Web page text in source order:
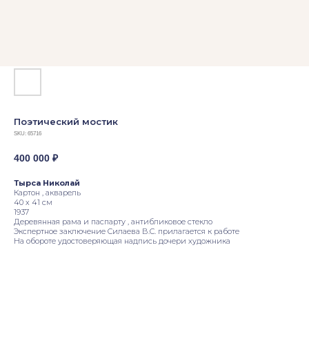
Поэтический мостик
SKU: 65716
400 000 ₽
Тырса Николай
Картон , акварель
40 х 41 см
1937
Деревянная рама и паспарту , антибликовое стекло
Экспертное заключение Силаева В.С. прилагается к работе
На обороте удостоверяющая надпись дочери художника